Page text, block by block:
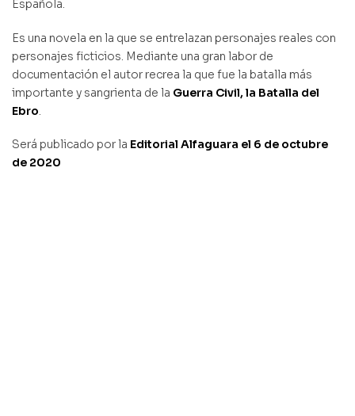
Española.
Es una novela en la que se entrelazan personajes reales con
personajes ficticios. Mediante una gran labor de
documentación el autor recrea la que fue la batalla más
importante y sangrienta de la Guerra Civil, la Batalla del
Ebro.
Será publicado por la Editorial Alfaguara el 6 de octubre
de 2020